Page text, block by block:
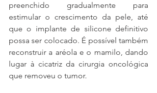
preenchido gradualmente para
estimular o crescimento da pele, até
que o implante de silicone definitivo
possa ser colocado. É possível também
reconstruir a aréola e o mamilo, dando
lugar à cicatriz da cirurgia oncológica
que removeu o tumor.